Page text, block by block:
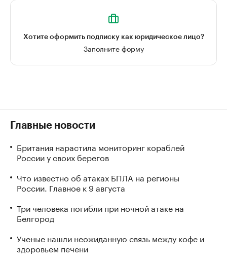
Хотите оформить подписку как юридическое лицо?
Заполните форму
Главные новости
Британия нарастила мониторинг кораблей
России у своих берегов
Что известно об атаках БПЛА на регионы
России. Главное к 9 августа
Три человека погибли при ночной атаке на
Белгород
Ученые нашли неожиданную связь между кофе и
здоровьем печени